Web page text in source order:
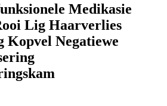
Medikasie
Lig Haarverlies
Kopvel Negatiewe